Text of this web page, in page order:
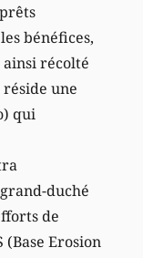
bénéfices,
ainsi récolté
une
qui
duché
de
(Base Erosion